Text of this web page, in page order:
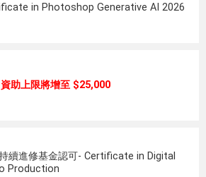
in Photoshop Generative AI 2026
助上限將增至 $25,000
續進修基金認可- Certificate in Digital
Production